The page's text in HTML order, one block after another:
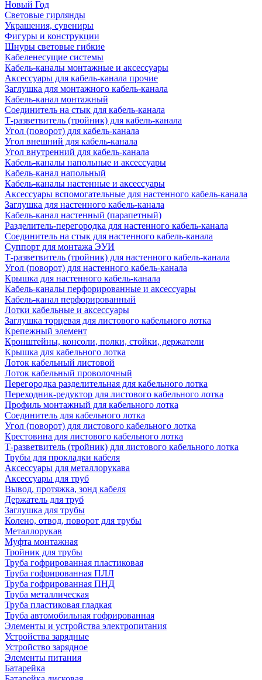
Новый Год
Световые гирлянды
Украшения, сувениры
Фигуры и конструкции
Шнуры световые гибкие
Кабеленесущие системы
Кабель-каналы монтажные и аксессуары
Аксессуары для кабель-канала прочие
Заглушка для монтажного кабель-канала
Кабель-канал монтажный
Соединитель на стык для кабель-канала
Т-разветвитель (тройник) для кабель-канала
Угол (поворот) для кабель-канала
Угол внешний для кабель-канала
Угол внутренний для кабель-канала
Кабель-каналы напольные и аксессуары
Кабель-канал напольный
Кабель-каналы настенные и аксессуары
Аксессуары вспомогательные для настенного кабель-канала
Заглушка для настенного кабель-канала
Кабель-канал настенный (парапетный)
Разделитель-перегородка для настенного кабель-канала
Соединитель на стык для настенного кабель-канала
Суппорт для монтажа ЭУИ
Т-разветвитель (тройник) для настенного кабель-канала
Угол (поворот) для настенного кабель-канала
Крышка для настенного кабель-канала
Кабель-каналы перфорированные и аксессуары
Кабель-канал перфорированный
Лотки кабельные и аксессуары
Заглушка торцевая для листового кабельного лотка
Крепежный элемент
Кронштейны, консоли, полки, стойки, держатели
Крышка для кабельного лотка
Лоток кабельный листовой
Лоток кабельный проволочный
Перегородка разделительная для кабельного лотка
Переходник-редуктор для листового кабельного лотка
Профиль монтажный для кабельного лотка
Соединитель для кабельного лотка
Угол (поворот) для листового кабельного лотка
Крестовина для листового кабельного лотка
Т-разветвитель (тройник) для листового кабельного лотка
Трубы для прокладки кабеля
Аксессуары для металлорукава
Аксессуары для труб
Вывод, протяжка, зонд кабеля
Держатель для труб
Заглушка для трубы
Колено, отвод, поворот для трубы
Металлорукав
Муфта монтажная
Тройник для трубы
Труба гофрированная пластиковая
Труба гофрированная ПЛЛ
Труба гофрированная ПНД
Труба металлическая
Труба пластиковая гладкая
Труба автомобильная гофрированная
Элементы и устройства электропитания
Устройства зарядные
Устройство зарядное
Элементы питания
Батарейка